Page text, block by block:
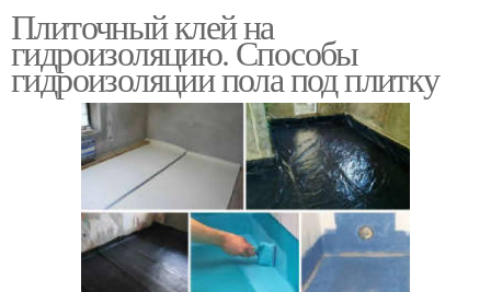
Плиточный клей на
гидроизоляцию. Способы
гидроизоляции пола под плитку